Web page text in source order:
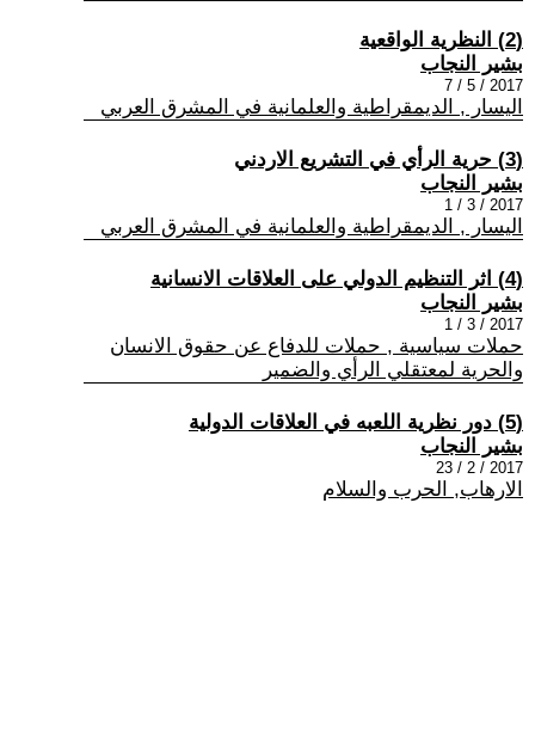
(2) النظرية الواقعية
بشير النجاب
2017 / 5 / 7
اليسار , الديمقراطية والعلمانية في المشرق العربي
(3) حرية الرأي في التشريع الاردني
بشير النجاب
2017 / 3 / 1
اليسار , الديمقراطية والعلمانية في المشرق العربي
(4) اثر التنظيم الدولي على العلاقات الانسانية
بشير النجاب
2017 / 3 / 1
حملات سياسية , حملات للدفاع عن حقوق الانسان
والحرية لمعتقلي الرأي والضمير
(5) دور نظرية اللعبه في العلاقات الدولية
بشير النجاب
2017 / 2 / 23
الارهاب, الحرب والسلام